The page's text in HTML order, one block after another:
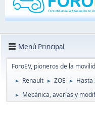
Menú Principal
ForoEV, pioneros de la
► Renault ► ZOE ► Hasta
► Mecánica, averías y